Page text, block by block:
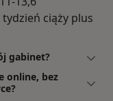
ciąży plus
gabinet?
online, bez